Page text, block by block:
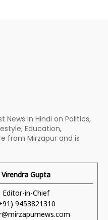
News in Hindi on Politics,
Education,
from Mirzapur and is
Virendra Gupta
Editor-in-Chief
9453821310